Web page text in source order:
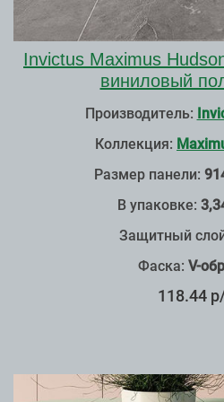
Invictus Maximus
виниловый
Производитель:
Коллекция:
Размер панели:
В упаковке:
Защитный
Фаска: V-
118.44